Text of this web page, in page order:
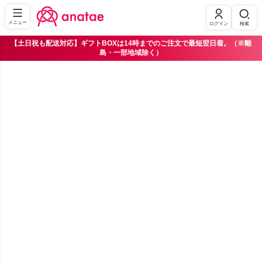
メニュー ログイン 検索
【土日祝も配送対応】ギフトBOXは14時までのご注文で最短翌日着。（※離
島・一部地域除く）